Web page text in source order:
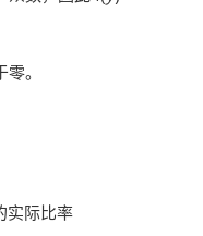
。
实际比率